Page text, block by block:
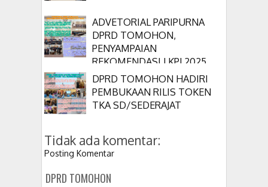
ADVETORIAL PARIPURNA
DPRD TOMOHON,
PENYAMPAIAN
REKOMENDASI LKPJ 2025
DPRD TOMOHON HADIRI
PEMBUKAAN RILIS TOKEN
TKA SD/SEDERAJAT
Tidak ada komentar:
Posting Komentar
DPRD TOMOHON